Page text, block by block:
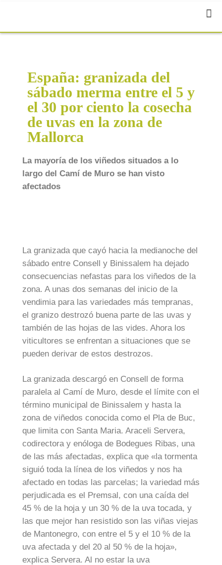
España: granizada del
sábado merma entre el 5 y
el 30 por ciento la cosecha
de uvas en la zona de
Mallorca
La mayoría de los viñedos situados a lo
largo del Camí de Muro se han visto
afectados
La granizada que cayó hacia la medianoche del
sábado entre Consell y Binissalem ha dejado
consecuencias nefastas para los viñedos de la
zona. A unas dos semanas del inicio de la
vendimia para las variedades más tempranas,
el granizo destrozó buena parte de las uvas y
también de las hojas de las vides. Ahora los
viticultores se enfrentan a situaciones que se
pueden derivar de estos destrozos.
La granizada descargó en Consell de forma
paralela al Camí de Muro, desde el límite con el
término municipal de Binissalem y hasta la
zona de viñedos conocida como el Pla de Buc,
que limita con Santa Maria. Araceli Servera,
codirectora y enóloga de Bodegues Ribas, una
de las más afectadas, explica que «la tormenta
siguió toda la línea de los viñedos y nos ha
afectado en todas las parcelas; la variedad más
perjudicada es el Premsal, con una caída del
45 % de la hoja y un 30 % de la uva tocada, y
las que mejor han resistido son las viñas viejas
de Mantonegro, con entre el 5 y el 10 % de la
uva afectada y del 20 al 50 % de la hoja»,
explica Servera. Al no estar la uva